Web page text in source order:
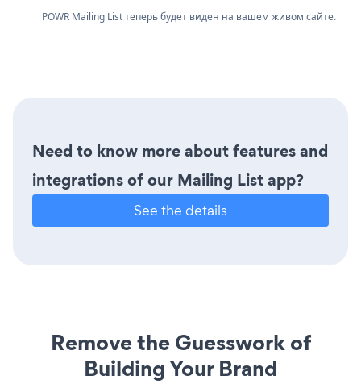
POWR Mailing List теперь будет виден на вашем живом сайте.
Need to know more about features and
integrations of our Mailing List app?
See the details
Remove the Guesswork of
Building Your Brand